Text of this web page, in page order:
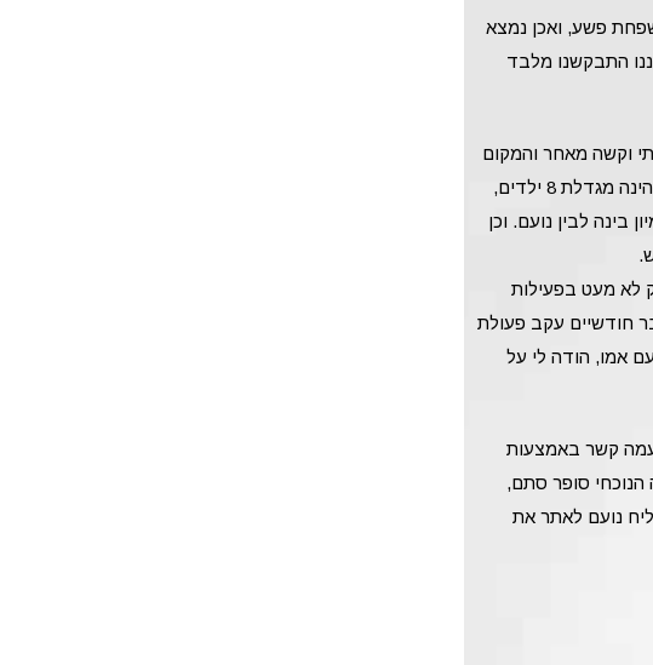
פשע, ואכן נמצא
התבקשנו מלבד
וקשה מאחר והמקום
הוא ישוב באחד ההתנחלויות, והאם היתה נשואה לפעיל ימין קיצוני כאשר הינה מגדלת 8 ילדים,
לבין נועם. וכן
לא מעט בפעילות
חודשיים עקב פעולת
אמו, הודה לי על
עמה קשר באמצעות
הנוכחי סופר סתם,
נועם לאתר את